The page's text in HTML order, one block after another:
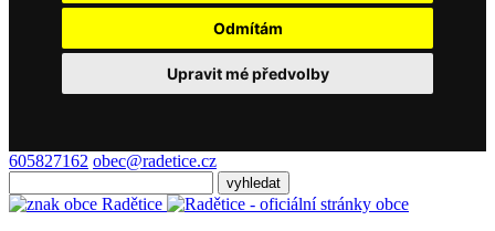
Odmítám
Upravit mé předvolby
605827162 obec@radetice.cz